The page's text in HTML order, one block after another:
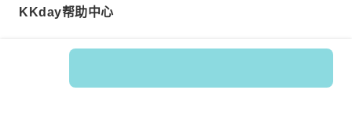
KKday帮助中心
Product No.: 202535